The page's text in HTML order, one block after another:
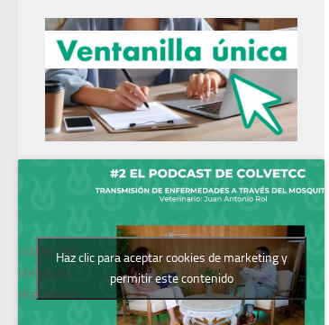
Podcast del
Colegio de
Veterinarios
Haz clic para aceptar cookies de marketing y
permitir este contenido